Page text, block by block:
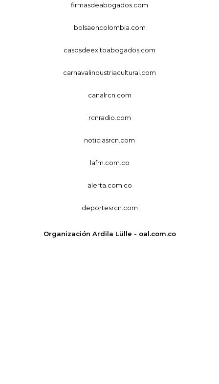
firmasdeabogados.com
bolsaencolombia.com
casosdeexitoabogados.com
carnavalindustriacultural.com
canalrcn.com
rcnradio.com
noticiasrcn.com
lafm.com.co
alerta.com.co
deportesrcn.com
Organización Ardila Lülle - oal.com.co